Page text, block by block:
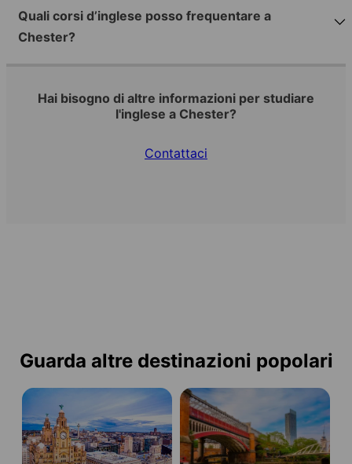
Quali corsi d’inglese posso frequentare a
Chester?
Hai bisogno di altre informazioni per studiare
l'inglese a Chester?
Contattaci
Guarda altre destinazioni popolari